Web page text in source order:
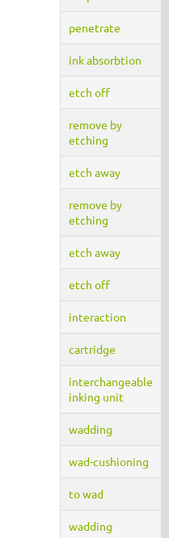
penetrate
ink absorbtion
etch off
remove by
etching
etch away
remove by
etching
etch away
etch off
interaction
cartridge
interchangeable
inking unit
wadding
wad-cushioning
to wad
wadding